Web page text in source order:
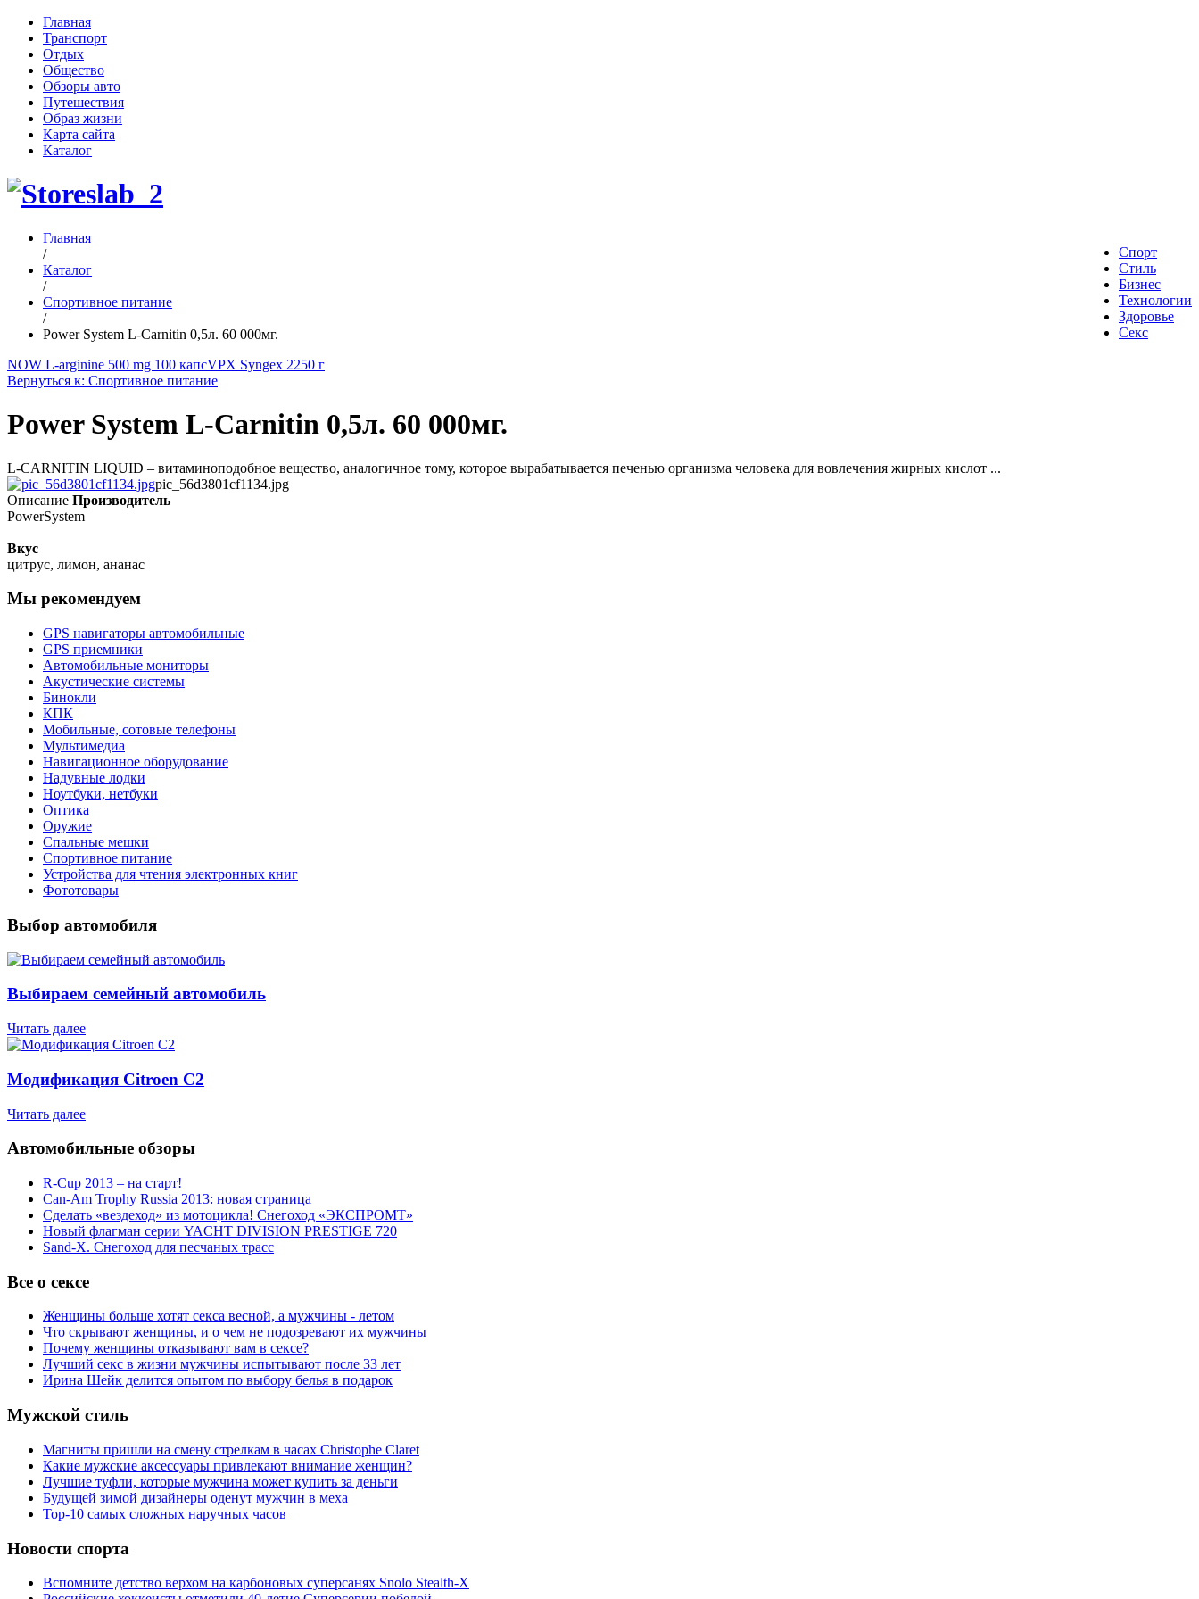
Главная
Транспорт
Отдых
Общество
Обзоры авто
Путешествия
Образ жизни
Карта сайта
Каталог
Спорт
Стиль
Бизнес
Технологии
Здоровье
Секс
Главная
/
Каталог
/
Спортивное питание
/
Power System L-Carnitin 0,5л. 60 000мг.
NOW L-arginine 500 mg 100 капсVPX Syngex 2250 г
Вернуться к: Спортивное питание
Power System L-Carnitin 0,5л. 60 000мг.
L-CARNITIN LIQUID – витаминоподобное вещество, аналогичное тому, которое вырабатывается печенью организма человека для вовлечения жирных кислот ...
pic_56d3801cf1134.jpg
Описание Производитель
PowerSystem
Вкус
цитрус, лимон, ананас
Мы рекомендуем
GPS навигаторы автомобильные
GPS приемники
Автомобильные мониторы
Акустические системы
Бинокли
КПК
Мобильные, сотовые телефоны
Мультимедиа
Навигационное оборудование
Надувные лодки
Ноутбуки, нетбуки
Оптика
Оружие
Спальные мешки
Спортивное питание
Устройства для чтения электронных книг
Фототовары
Выбор автомобиля
Выбираем семейный автомобиль
Читать далее
Модификация Citroen С2
Читать далее
Автомобильные обзоры
R-Cup 2013 – на старт!
Can-Am Trophy Russia 2013: новая страница
Сделать «вездеход» из мотоцикла! Снегоход «ЭКСПРОМТ»
Новый флагман серии YACHT DIVISION PRESTIGE 720
Sand-X. Снегоход для песчаных трасс
Все о сексе
Женщины больше хотят секса весной, а мужчины - летом
Что скрывают женщины, и о чем не подозревают их мужчины
Почему женщины отказывают вам в сексе?
Лучший секс в жизни мужчины испытывают после 33 лет
Ирина Шейк делится опытом по выбору белья в подарок
Мужской стиль
Магниты пришли на смену стрелкам в часах Christophe Claret
Какие мужские аксессуары привлекают внимание женщин?
Лучшие туфли, которые мужчина может купить за деньги
Будущей зимой дизайнеры оденут мужчин в меха
Top-10 самых сложных наручных часов
Новости спорта
Вспомните детство верхом на карбоновых суперсанях Snolo Stealth-X